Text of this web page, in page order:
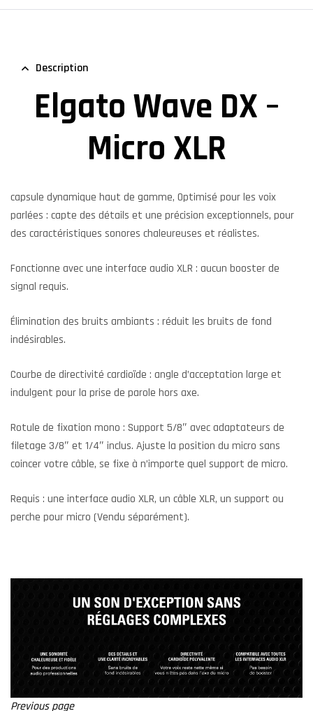
Description
Elgato Wave DX –
Micro XLR
capsule dynamique haut de gamme, Optimisé pour les voix
parlées : capte des détails et une précision exceptionnels, pour
des caractéristiques sonores chaleureuses et réalistes.
Fonctionne avec une interface audio XLR : aucun booster de
signal requis.
Élimination des bruits ambiants : réduit les bruits de fond
indésirables.
Courbe de directivité cardioïde : angle d’acceptation large et
indulgent pour la prise de parole hors axe.
Rotule de fixation mono : Support 5/8″ avec adaptateurs de
filetage 3/8″ et 1/4″ inclus. Ajuste la position du micro sans
coincer votre câble, se fixe à n’importe quel support de micro.
Requis : une interface audio XLR, un câble XLR, un support ou
perche pour micro (Vendu séparément).
Previous page